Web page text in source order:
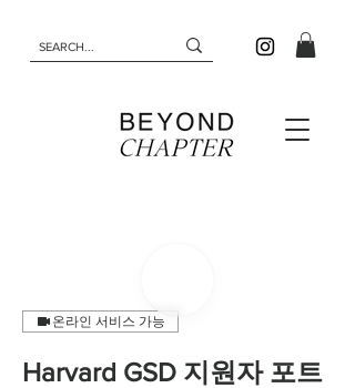
온라인 서비스 가능
Harvard GSD 지원자 포트